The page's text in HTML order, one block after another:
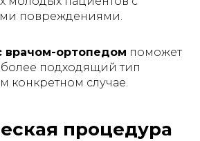
повреждениями.
врачом-ортопедом поможет
подходящий тип
конкретном случае.
процедура